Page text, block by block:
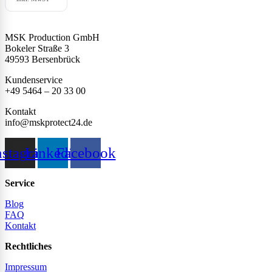
MSK Production GmbH
Bokeler Straße 3
49593 Bersenbrück
Kundenservice
+49 5464 – 20 33 00
Kontakt
info@mskprotect24.de
LinkedinFacebook
Service
Blog
FAQ
Kontakt
Rechtliches
Impressum